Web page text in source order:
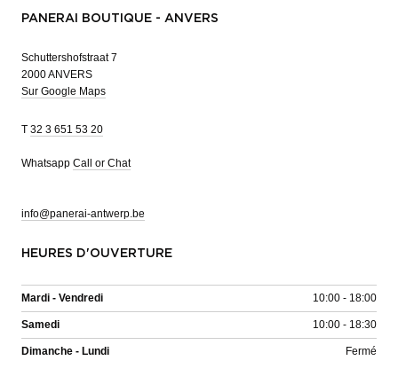
PANERAI BOUTIQUE - ANVERS
Schuttershofstraat 7
2000 ANVERS
Sur Google Maps
T 32 3 651 53 20
Whatsapp Call or Chat
info@panerai-antwerp.be
HEURES D'OUVERTURE
Mardi - Vendredi 10:00 - 18:00
Samedi 10:00 - 18:30
Dimanche - Lundi Fermé